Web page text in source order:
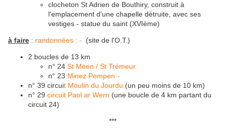
clocheton St Adrien de Bouthiry, construit à
l'emplacement d'une chapelle détruite, avec ses
vestiges - statue du saint (XVIème)
à faire : randonnées : - (site de l'O.T.)
2 boucles de 13 km
n° 24 St Méen / St Trémeur
n° 23 Minez Pempen -
n° 39 circuit Moulin du Jourdu (un peu moins de 10 km)
n° 29 circuit Paol ar Wern (une boucle de 4 km partant du
circuit 24)
***